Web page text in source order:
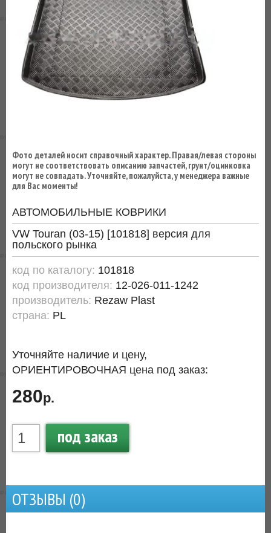
Фото деталей носит справочный характер. Правая/левая стороны
могут не соответствовать описанию запчастей, грунт/оцинковка
могут не совпадать. Уточняйте, пожалуйста, у менеджера важные
для Вас моменты!
АВТОМОБИЛЬНЫЕ КОВРИКИ
VW Touran (03-15) [101818] версия для
польского рынка
код по каталогу: 101818
код производителя: 12-026-011-1242
производитель: Rezaw Plast
страна: PL
Уточняйте наличие и цену,
ОРИЕНТИРОВОЧНАЯ цена под заказ:
280р.
под заказ
ОТЗЫВЫ (0)